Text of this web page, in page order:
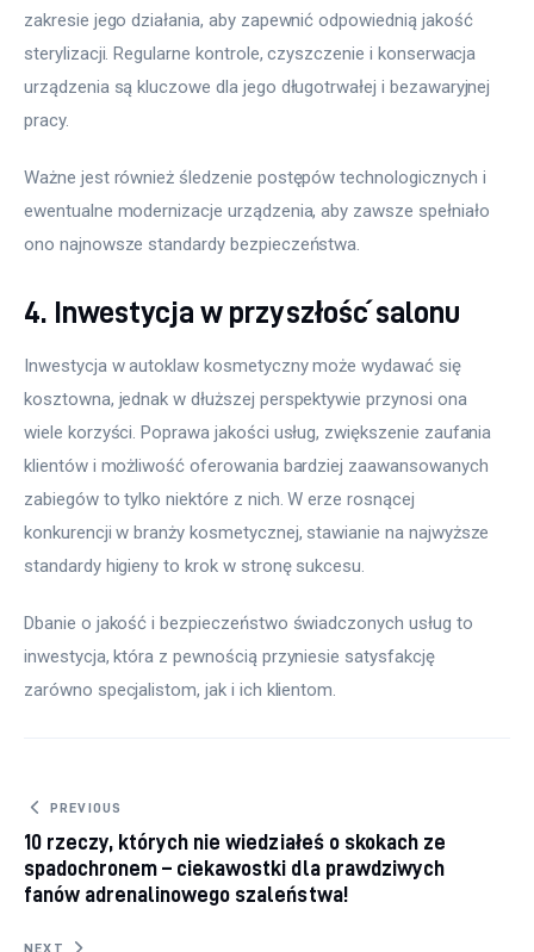
zakresie jego działania, aby zapewnić odpowiednią jakość
sterylizacji. Regularne kontrole, czyszczenie i konserwacja
urządzenia są kluczowe dla jego długotrwałej i bezawaryjnej
pracy.
Ważne jest również śledzenie postępów technologicznych i
ewentualne modernizacje urządzenia, aby zawsze spełniało
ono najnowsze standardy bezpieczeństwa.
4. Inwestycja w przyszłość salonu
Inwestycja w autoklaw kosmetyczny może wydawać się
kosztowna, jednak w dłuższej perspektywie przynosi ona
wiele korzyści. Poprawa jakości usług, zwiększenie zaufania
klientów i możliwość oferowania bardziej zaawansowanych
zabiegów to tylko niektóre z nich. W erze rosnącej
konkurencji w branży kosmetycznej, stawianie na najwyższe
standardy higieny to krok w stronę sukcesu.
Dbanie o jakość i bezpieczeństwo świadczonych usług to
inwestycja, która z pewnością przyniesie satysfakcję
zarówno specjalistom, jak i ich klientom.
Nawigacja
wpisu
PREVIOUS
10 rzeczy, których nie wiedziałeś o skokach ze
spadochronem – ciekawostki dla prawdziwych
fanów adrenalinowego szaleństwa!
NEXT